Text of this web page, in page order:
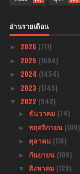
อ่านรายเดือน
► 2026 (711)
► 2025 (1594)
► 2024 (1454)
► 2023 (1749)
▼ 2022 (942)
► ธันวาคม (74)
► พฤศจิกายน (109)
► ตุลาคม (116)
► กันยายน (106)
▼ สิงหาคม (129)